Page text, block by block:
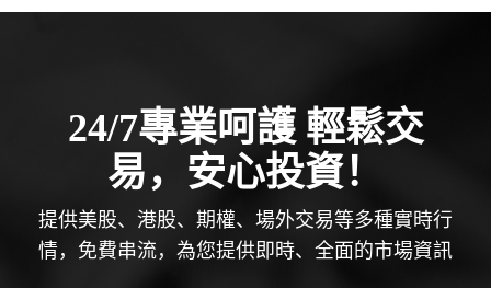
24/7專業呵護 輕鬆交
易，安心投資！
提供美股、港股、期權、場外交易等多種實時行
情，免費串流，為您提供即時、全面的市場資訊